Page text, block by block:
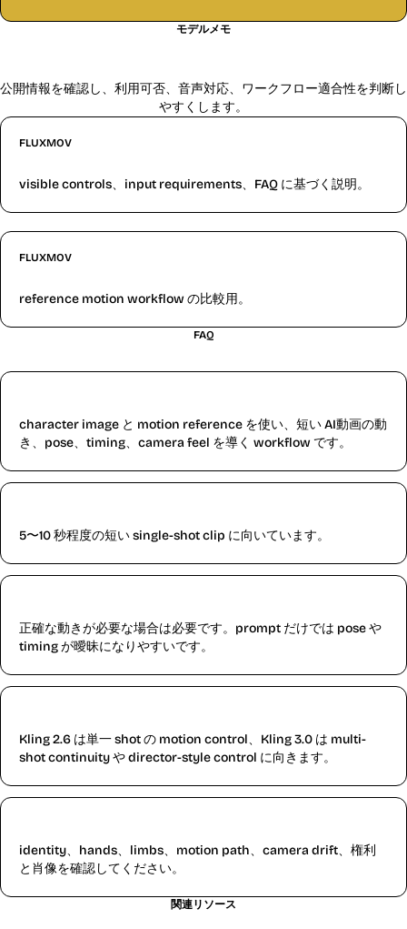
モデルメモ
公開情報を確認し、利用可否、音声対応、ワークフロー適合性を判断し
やすくします。
FLUXMOV
visible controls、input requirements、FAQ に基づく説明。
FLUXMOV
reference motion workflow の比較用。
FAQ
character image と motion reference を使い、短い AI動画の動
き、pose、timing、camera feel を導く workflow です。
5〜10 秒程度の短い single-shot clip に向いています。
正確な動きが必要な場合は必要です。prompt だけでは pose や
timing が曖昧になりやすいです。
Kling 2.6 は単一 shot の motion control、Kling 3.0 は multi-
shot continuity や director-style control に向きます。
identity、hands、limbs、motion path、camera drift、権利
と肖像を確認してください。
関連リソース